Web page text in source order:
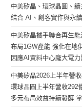
中美矽晶、環球晶圓、
結合 AI、創客實作與永
中美矽晶攜手聯合再生
布局1GW產能 強化在地
因應AI資料中心龐大電
中美矽晶2026上半年營
環球晶圓上半年營收292
多元布局效益持續發酵